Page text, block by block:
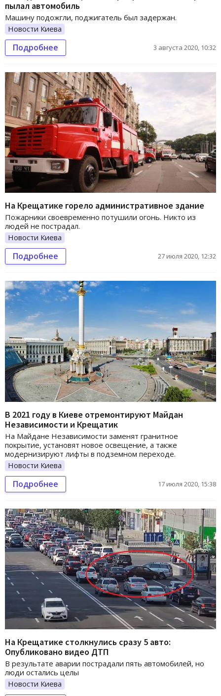
пылал автомобиль
Машину подожгли, поджигатель был задержан.
Новости Киева
Подробнее 3 августа 2020, 10:32
На Крещатике горело административное здание
Пожарники своевременно потушили огонь. Никто из
людей не пострадал.
Новости Киева
Подробнее 27 июля 2020, 12:32
В 2021 году в Киеве отремонтируют Майдан
Независимости и Крещатик
На Майдане Независимости заменят гранитное
покрытие, установят новое освещение, а также
модернизируют лифты в подземном переходе.
Новости Киева
Подробнее 17 июля 2020, 15:38
На Крещатике столкнулись сразу 5 авто:
Опубликовано видео ДТП
В результате аварии пострадали пять автомобилей, но
люди остались целы
Новости Киева